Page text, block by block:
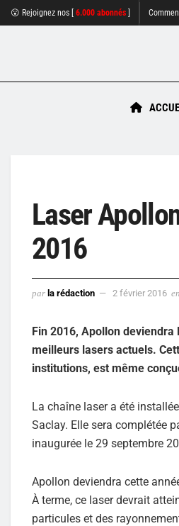
😮 Rejoignez nos [ 6.000 abonnés
Laser
2016
par la rédaction 2 février 2016 en
Fin 2016, Apollon
meilleurs lasers actuels.
institutions, est même
La chaîne laser a été
Saclay. Elle sera complétée
inaugurée le 29 septembre
Apollon deviendra cette
À terme, ce laser devrait
particules et des